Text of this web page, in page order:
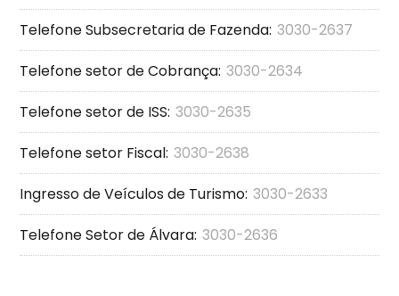
Telefone Subsecretaria de Fazenda: 3030-2637
Telefone setor de Cobrança: 3030-2634
Telefone setor de ISS: 3030-2635
Telefone setor Fiscal: 3030-2638
Ingresso de Veículos de Turismo: 3030-2633
Telefone Setor de Álvara: 3030-2636